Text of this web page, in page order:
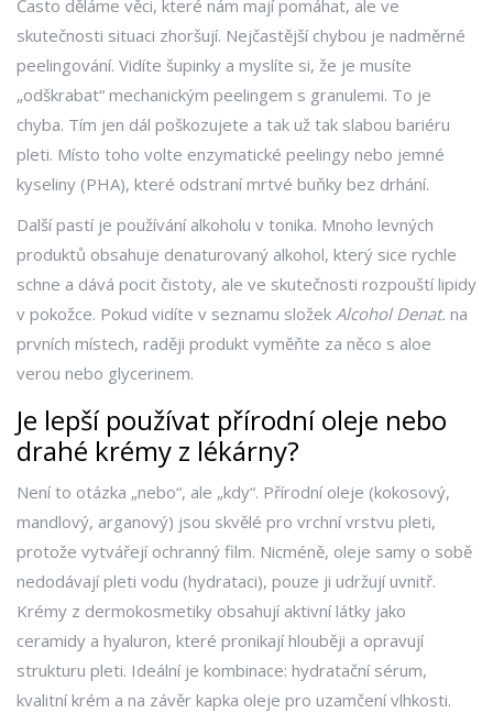
Často děláme věci, které nám mají pomáhat, ale ve
skutečnosti situaci zhoršují. Nejčastější chybou je nadměrné
peelingování. Vidíte šupinky a myslíte si, že je musíte
„odškrabat“ mechanickým peelingem s granulemi. To je
chyba. Tím jen dál poškozujete a tak už tak slabou bariéru
pleti. Místo toho volte enzymatické peelingy nebo jemné
kyseliny (PHA), které odstraní mrtvé buňky bez drhání.
Další pastí je používání alkoholu v tonika. Mnoho levných
produktů obsahuje denaturovaný alkohol, který sice rychle
schne a dává pocit čistoty, ale ve skutečnosti rozpouští lipidy
v pokožce. Pokud vidíte v seznamu složek Alcohol Denat. na
prvních místech, raději produkt vyměňte za něco s aloe
verou nebo glycerinem.
Je lepší používat přírodní oleje nebo
drahé krémy z lékárny?
Není to otázka „nebo“, ale „kdy“. Přírodní oleje (kokosový,
mandlový, arganový) jsou skvělé pro vrchní vrstvu pleti,
protože vytvářejí ochranný film. Nicméně, oleje samy o sobě
nedodávají pleti vodu (hydrataci), pouze ji udržují uvnitř.
Krémy z dermokosmetiky obsahují aktivní látky jako
ceramidy a hyaluron, které pronikají hlouběji a opravují
strukturu pleti. Ideální je kombinace: hydratační sérum,
kvalitní krém a na závěr kapka oleje pro uzamčení vlhkosti.